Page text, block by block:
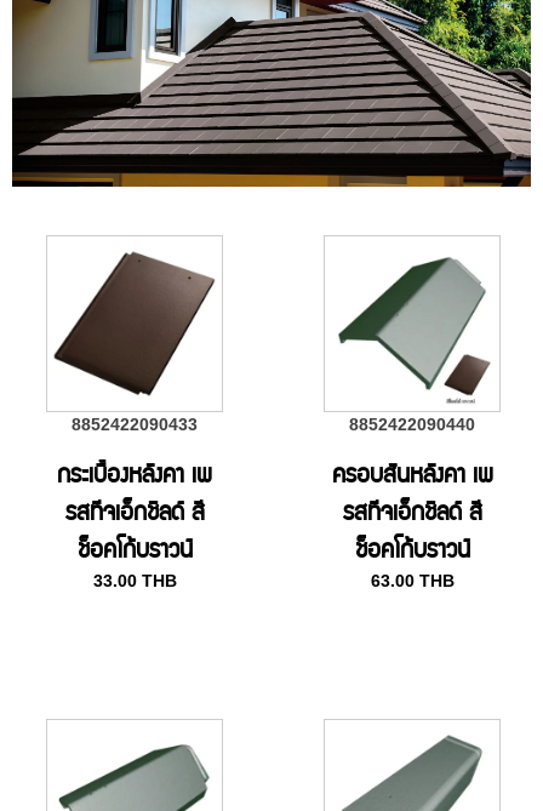
8852422090433
กระเบื้องหลังคา เพ
รสทีจเอ็กชิลด์ สี
ช็อคโก้บราวน์
33.00 THB
8852422090440
ครอบสันหลังคา เพ
รสทีจเอ็กชิลด์ สี
ช็อคโก้บราวน์
63.00 THB